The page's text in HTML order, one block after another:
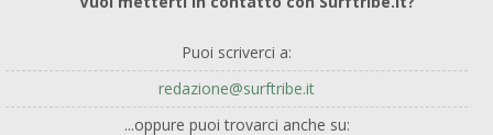
Puoi scriverci a:
redazione@surftribe.it
...oppure puoi trovarci anche su: